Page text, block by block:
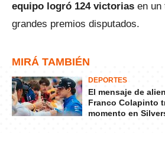
equipo logró 124 victorias en un
grandes premios disputados.
MIRÁ TAMBIÉN
DEPORTES
El mensaje de
Franco Colapinto
momento en